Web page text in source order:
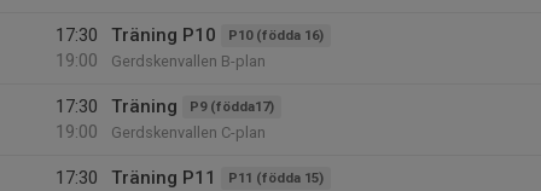
17:30
19:00
Träning P10 P10 (födda 16)
Gerdskenvallen B-plan
17:30
19:00
Träning P9 (födda17)
Gerdskenvallen C-plan
17:30
Träning P11 P11 (födda 15)